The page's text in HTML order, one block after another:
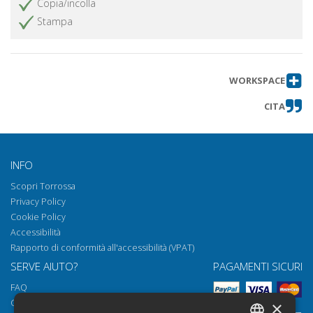
Copia/incolla
Stampa
WORKSPACE
CITA
INFO
Scopri Torrossa
Privacy Policy
Cookie Policy
Accessibilità
Rapporto di conformità all'accessibilità (VPAT)
SERVE AIUTO?
FAQ
Come aprire i nostri documenti
PAGAMENTI SICURI
×